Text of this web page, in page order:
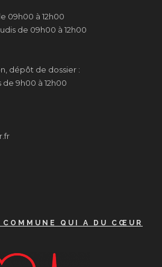
09h00 à 12h00
de 09h00 à 12h00
dépôt de dossier :
de 9h00 à 12h00
QUI A DU CŒUR